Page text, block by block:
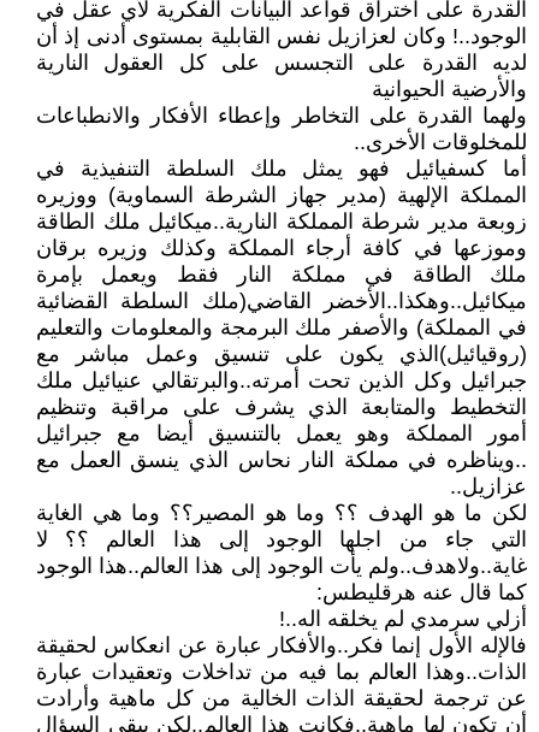
القدرة على اختراق قواعد البيانات الفكرية لأي عقل في
الوجود..! وكان لعزازيل نفس القابلية بمستوى أدنى إذ أن
لديه القدرة على التجسس على كل العقول النارية
والأرضية الحيوانية
ولهما القدرة على التخاطر وإعطاء الأفكار والانطباعات
للمخلوقات الأخرى..
أما كسفيائيل فهو يمثل ملك السلطة التنفيذية في
المملكة الإلهية (مدير جهاز الشرطة السماوية) ووزيره
زوبعة مدير شرطة المملكة النارية..ميكائيل ملك الطاقة
وموزعها في كافة أرجاء المملكة وكذلك وزيره برقان
ملك الطاقة في مملكة النار فقط ويعمل بإمرة
ميكائيل..وهكذا..الأخضر القاضي(ملك السلطة القضائية
في المملكة) والأصفر ملك البرمجة والمعلومات والتعليم
(روقيائيل)الذي يكون على تنسيق وعمل مباشر مع
جبرائيل وكل الذين تحت أمرته..والبرتقالي عنيائيل ملك
التخطيط والمتابعة الذي يشرف على مراقبة وتنظيم
أمور المملكة وهو يعمل بالتنسيق أيضا مع جبرائيل
..ويناظره في مملكة النار نحاس الذي ينسق العمل مع
عزازيل..
لكن ما هو الهدف ؟؟ وما هو المصير؟؟ وما هي الغاية
التي جاء من اجلها الوجود إلى هذا العالم ؟؟ لا
غاية..ولاهدف..ولم يأت الوجود إلى هذا العالم..هذا الوجود
كما قال عنه هرقليطس:
أزلي سرمدي لم يخلقه اله..!
فالإله الأول إنما فكر..والأفكار عبارة عن انعكاس لحقيقة
الذات..وهذا العالم بما فيه من تداخلات وتعقيدات عبارة
عن ترجمة لحقيقة الذات الخالية من كل ماهية وأرادت
أن تكون لها ماهية..فكانت هذا العالم..لكن يبقى السؤال